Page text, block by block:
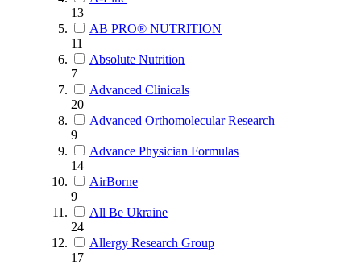
13
AB PRO® NUTRITION
11
Absolute Nutrition
7
Advanced Clinicals
20
Advanced Orthomolecular Research
9
Advance Physician Formulas
14
AirBorne
9
All Be Ukraine
24
Allergy Research Group
17